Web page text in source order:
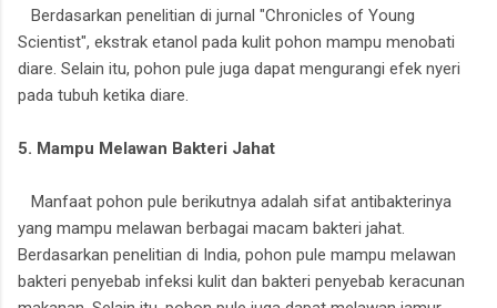
Berdasarkan penelitian di jurnal "Chronicles of Young
Scientist", ekstrak etanol pada kulit pohon mampu menobati
diare. Selain itu, pohon pule juga dapat mengurangi efek nyeri
pada tubuh ketika diare.
5. Mampu Melawan Bakteri Jahat
Manfaat pohon pule berikutnya adalah sifat antibakterinya
yang mampu melawan berbagai macam bakteri jahat.
Berdasarkan penelitian di India, pohon pule mampu melawan
bakteri penyebab infeksi kulit dan bakteri penyebab keracunan